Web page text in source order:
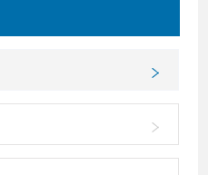
解读回应
互动交流